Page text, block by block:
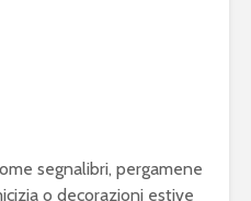
segnalibri, pergamene
o decorazioni estive